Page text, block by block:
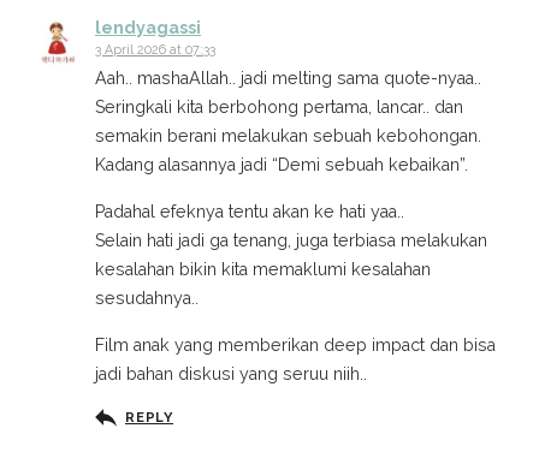
lendyagassi
3 April 2026 at 07:33
Aah.. mashaAllah.. jadi melting sama quote-nyaa..
Seringkali kita berbohong pertama, lancar.. dan
semakin berani melakukan sebuah kebohongan.
Kadang alasannya jadi “Demi sebuah kebaikan”.
Padahal efeknya tentu akan ke hati yaa..
Selain hati jadi ga tenang, juga terbiasa melakukan
kesalahan bikin kita memaklumi kesalahan
sesudahnya..
Film anak yang memberikan deep impact dan bisa
jadi bahan diskusi yang seruu niih..
REPLY